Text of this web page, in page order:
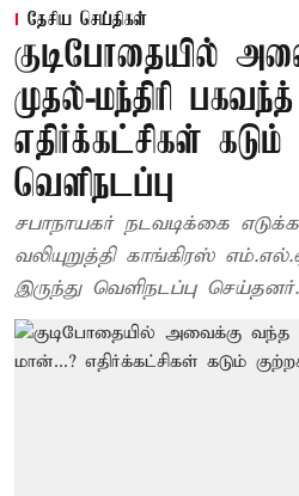
தேசிய செய்திகள்
குடிபோதையில்
முதல்-மந்திரி
எதிர்க்கட்சிகள் கடும்
வெளிநடப்பு
சபாநாயகர் நடவடிக்கை
வலியுறுத்தி காங்கிரஸ்
இருந்து வெளிநடப்பு செய்தனர்.